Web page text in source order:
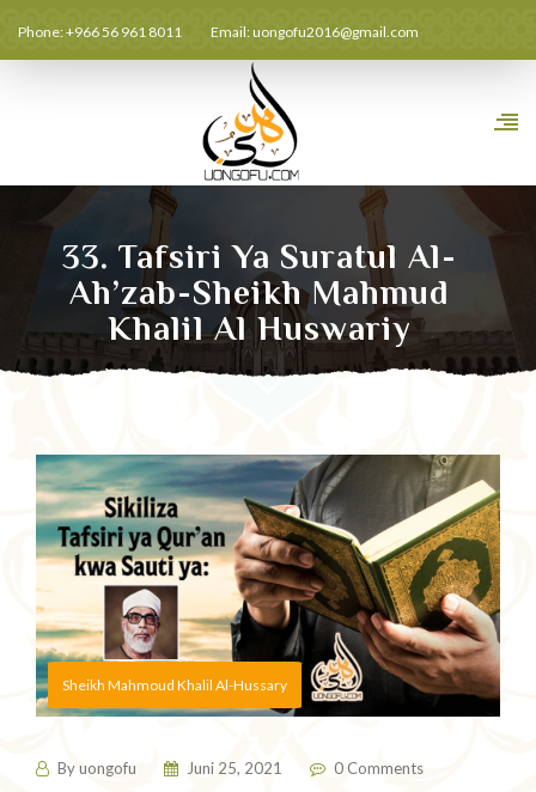
Phone: +966 56 961 8011 Email:uongofu2016@gmail.com
33. Tafsiri Ya Suratul Al-
Ah’zab-Sheikh Mahmud
Khalil Al Huswariy
Sheikh Mahmoud Khalil Al-Hussary
Byuongofu Juni 25, 2021 0 Comments